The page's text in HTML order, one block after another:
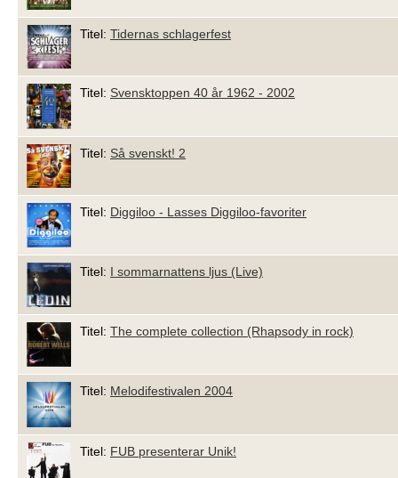
Titel: Tidernas schlagerfest
Titel: Svensktoppen 40 år 1962 - 2002
Titel: Så svenskt! 2
Titel: Diggiloo - Lasses Diggiloo-favoriter
Titel: I sommarnattens ljus (Live)
Titel: The complete collection (Rhapsody in rock)
Titel: Melodifestivalen 2004
Titel: FUB presenterar Unik!